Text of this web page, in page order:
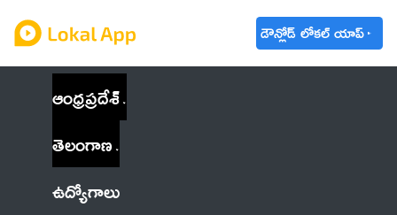
డౌన్లోడ్ లోకల్ యాప్
ఆంధ్రప్రదేశ్
తెలంగాణ
ఉద్యోగాలు